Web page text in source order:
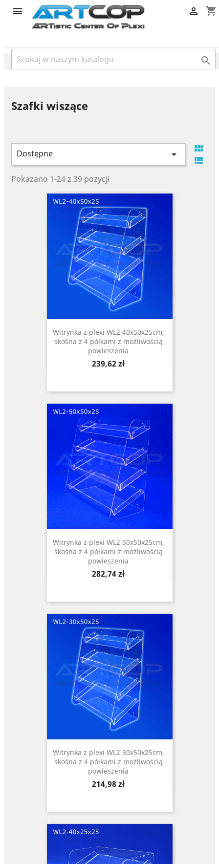
category
 shopping_cart


Szafki wiszące
Dostępne 


Pokazano 1-24 z 39 pozycji
Witrynka z plexi WL2 40x50x25cm,
skośna z 4 półkami z możliwością
powieszenia
Cena
239,62 zł
Witrynka z plexi WL2 50x50x25cm,
skośna z 4 półkami z możliwością
powieszenia
Cena
282,74 zł
Witrynka z plexi WL2 30x50x25cm,
skośna z 4 półkami z możliwością
powieszenia
Cena
214,98 zł